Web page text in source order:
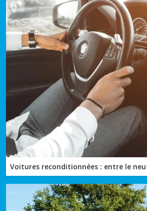
Voitures reconditionnées : entre le